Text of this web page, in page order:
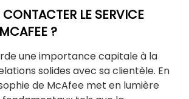
LE SERVICE
?
une importance capitale à la
solides avec sa clientèle. En
de McAfee met en lumière